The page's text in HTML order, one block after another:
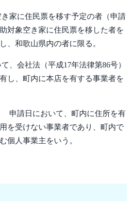
家に住民票を移す予定の者（申請
対象空き家に住民票を移した者を
、和歌山県内の者に限る。
、会社法（平成17年法律第86号）
し、町内に本店を有する事業者を
申請日において、町内に住所を有
を受けない事業者であり、町内で
個人事業主をいう。